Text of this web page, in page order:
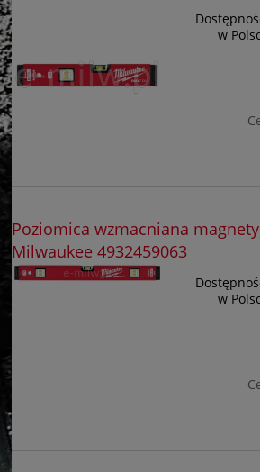
w
Poziomica wzmacniana
Milwaukee 4932459063
w